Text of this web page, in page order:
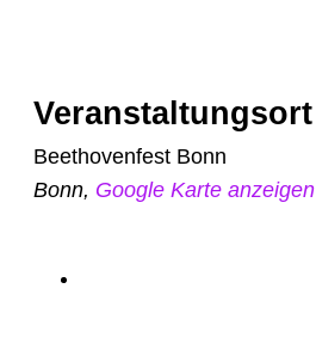
Veranstaltungsort
Beethovenfest Bonn
Bonn, Google Karte anzeigen